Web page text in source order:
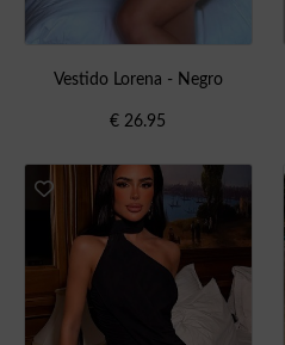
Vestido Lorena - Negro
€ 26.95